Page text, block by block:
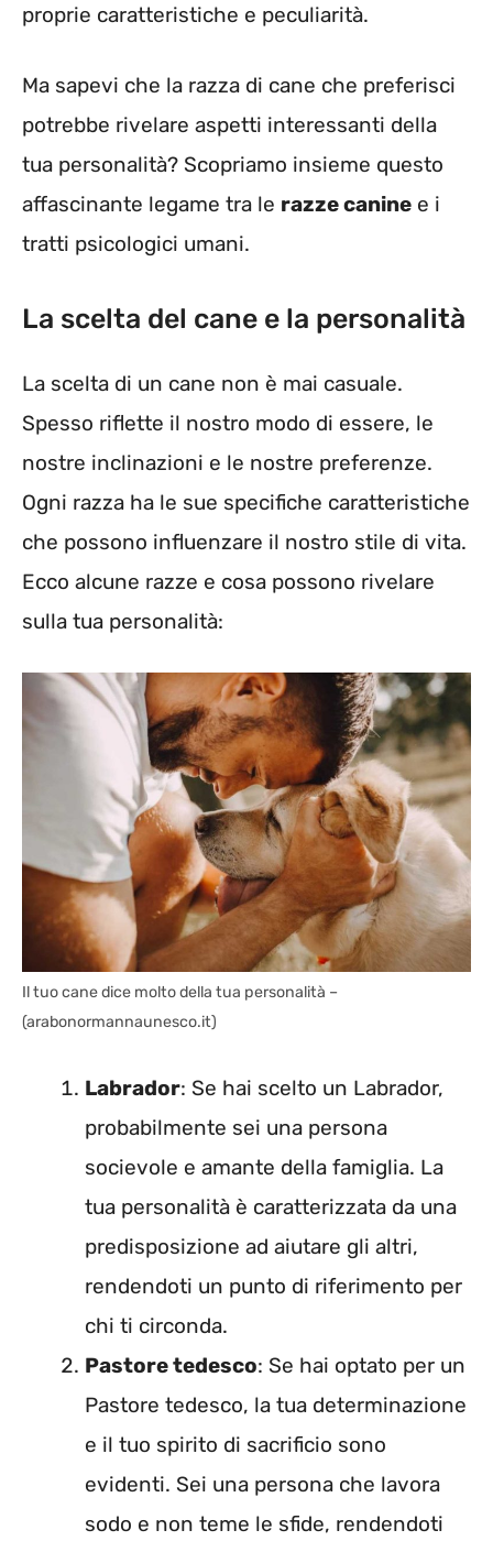
proprie caratteristiche e peculiarità.
Ma sapevi che la razza di cane che preferisci
potrebbe rivelare aspetti interessanti della
tua personalità? Scopriamo insieme questo
affascinante legame tra le razze canine e i
tratti psicologici umani.
La scelta del cane e la personalità
La scelta di un cane non è mai casuale.
Spesso riflette il nostro modo di essere, le
nostre inclinazioni e le nostre preferenze.
Ogni razza ha le sue specifiche caratteristiche
che possono influenzare il nostro stile di vita.
Ecco alcune razze e cosa possono rivelare
sulla tua personalità:
Il tuo cane dice molto della tua personalità –
(arabonormannaunesco.it)
Labrador: Se hai scelto un Labrador,
probabilmente sei una persona
socievole e amante della famiglia. La
tua personalità è caratterizzata da una
predisposizione ad aiutare gli altri,
rendendoti un punto di riferimento per
chi ti circonda.
Pastore tedesco: Se hai optato per un
Pastore tedesco, la tua determinazione
e il tuo spirito di sacrificio sono
evidenti. Sei una persona che lavora
sodo e non teme le sfide, rendendoti